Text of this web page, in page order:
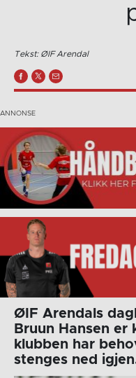
Tekst: ØIF Arendal
ØIF Arendals
Bruun Hansen er
klubben har
stenges ned